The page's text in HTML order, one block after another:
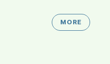
MORE